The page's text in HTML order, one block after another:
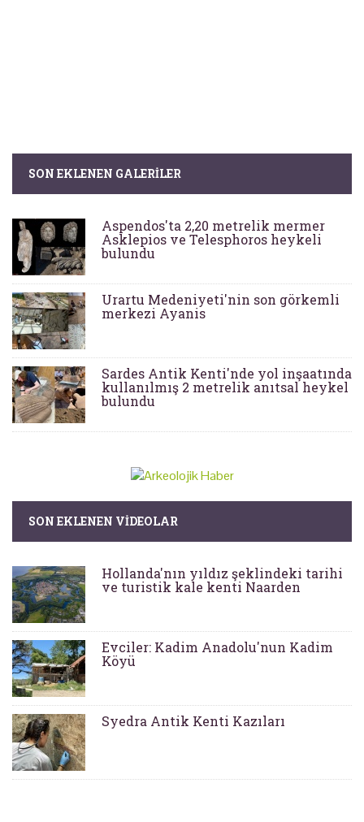
SON EKLENEN GALERILER
Aspendos'ta 2,20 metrelik mermer
Asklepios ve Telesphoros heykeli
bulundu
Urartu Medeniyeti'nin son görkemli
merkezi Ayanis
Sardes Antik Kenti'nde yol inşaatında
kullanılmış 2 metrelik anıtsal heykel
bulundu
SON EKLENEN VIDEOLAR
Hollanda'nın yıldız şeklindeki tarihi
ve turistik kale kenti Naarden
Evciler: Kadim Anadolu'nun Kadim
Köyü
Syedra Antik Kenti Kazıları